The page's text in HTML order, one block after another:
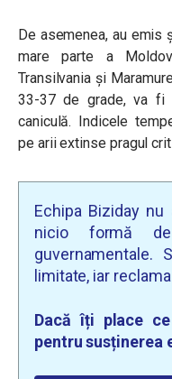
De asemenea, au emis
mare parte a
Transilvania și
33-37 de grade, va fi
caniculă. Indicele
pe arii extinse pragul
Echipa Biziday
nicio formă
guvernamentale.
limitate, iar
Dacă îți place
pentru susținerea